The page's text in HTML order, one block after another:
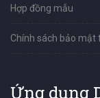
Hợp đồng mẫu
Chính sách bảo mật
Ứng dụng